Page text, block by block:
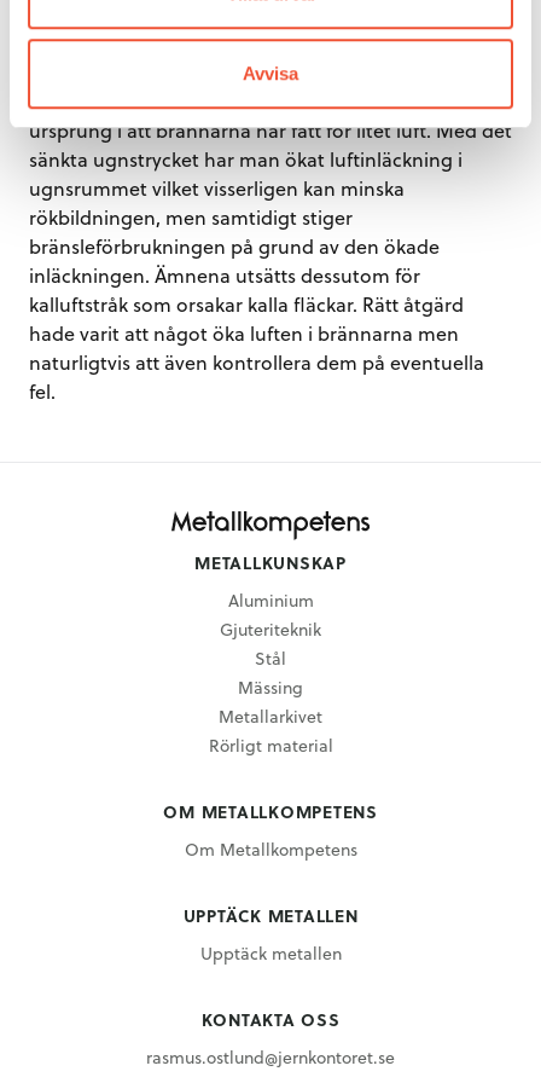
Avvisa
kraftigt varvid personalen sänker ugnstrycket och
rökbildningen minskar eller till och med upphör. I
själva verket har rökbildningen egentligen sitt
ursprung i att brännarna har fått för litet luft. Med det
sänkta ugnstrycket har man ökat luftinläckning i
ugnsrummet vilket visserligen kan minska
rökbildningen, men samtidigt stiger
bränsleförbrukningen på grund av den ökade
inläckningen. Ämnena utsätts dessutom för
kalluftstråk som orsakar kalla fläckar. Rätt åtgärd
hade varit att något öka luften i brännarna men
naturligtvis att även kontrollera dem på eventuella
fel.
METALLKUNSKAP
Aluminium
Gjuteriteknik
Stål
Mässing
Metallarkivet
Rörligt material
OM METALLKOMPETENS
Om Metallkompetens
UPPTÄCK METALLEN
Upptäck metallen
KONTAKTA OSS
rasmus.ostlund@jernkontoret.se